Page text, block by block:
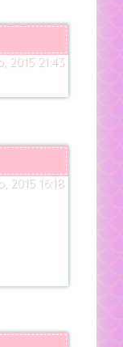
2015 21:43
2015 16:18